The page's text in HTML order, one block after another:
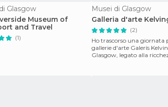
Glasgow
Museum of
and Travel
(1)
Musei di Glasgow
Galleria d'arte
(2)
Ho trascorso una giornata
gallerie d'arte Galerís
Glasgow, legato alla